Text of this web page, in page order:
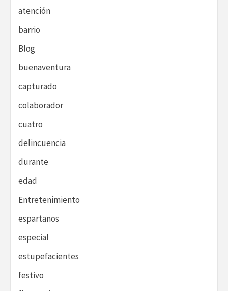
atención
barrio
Blog
buenaventura
capturado
colaborador
cuatro
delincuencia
durante
edad
Entretenimiento
espartanos
especial
estupefacientes
festivo